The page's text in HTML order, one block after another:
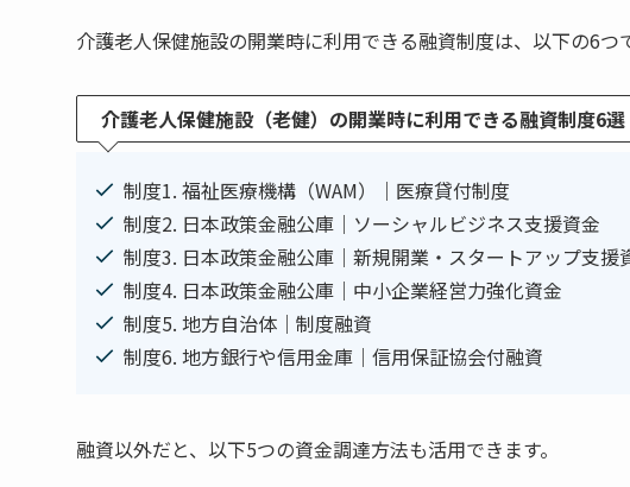
介護老人保健施設の開業時に利用できる融資制度は、以下の6つ
介護老人保健施設（老健）の開業時に利用できる融資制度6選
制度1. 福祉医療機構（WAM）｜医療貸付制度
制度2. 日本政策金融公庫｜ソーシャルビジネス支援資金
制度3. 日本政策金融公庫｜新規開業・スタートアップ支援
制度4. 日本政策金融公庫｜中小企業経営力強化資金
制度5. 地方自治体｜制度融資
制度6. 地方銀行や信用金庫｜信用保証協会付融資
融資以外だと、以下5つの資金調達方法も活用できます。